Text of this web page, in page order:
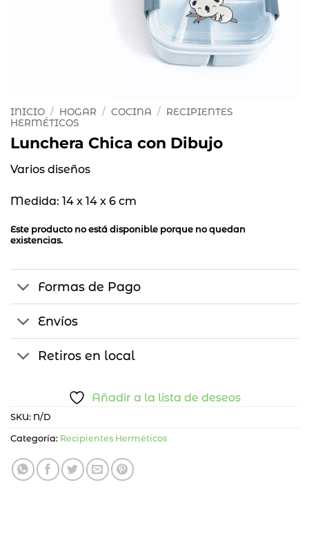
INICIO / HOGAR / COCINA / RECIPIENTES
HERMÉTICOS
Lunchera Chica con Dibujo
Varios diseños
Medida: 14 x 14 x 6 cm
Este producto no está disponible porque no quedan
existencias.
Formas de Pago
Envíos
Retiros en local
Añadir a la lista de deseos
SKU: N/D
Categoría: Recipientes Herméticos